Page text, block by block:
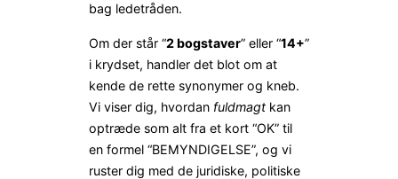
bag ledetråden.
Om der står “2 bogstaver” eller “14+”
i krydset, handler det blot om at
kende de rette synonymer og kneb.
Vi viser dig, hvordan fuldmagt kan
optræde som alt fra et kort “OK” til
en formel “BEMYNDIGELSE”, og vi
ruster dig med de juridiske, politiske